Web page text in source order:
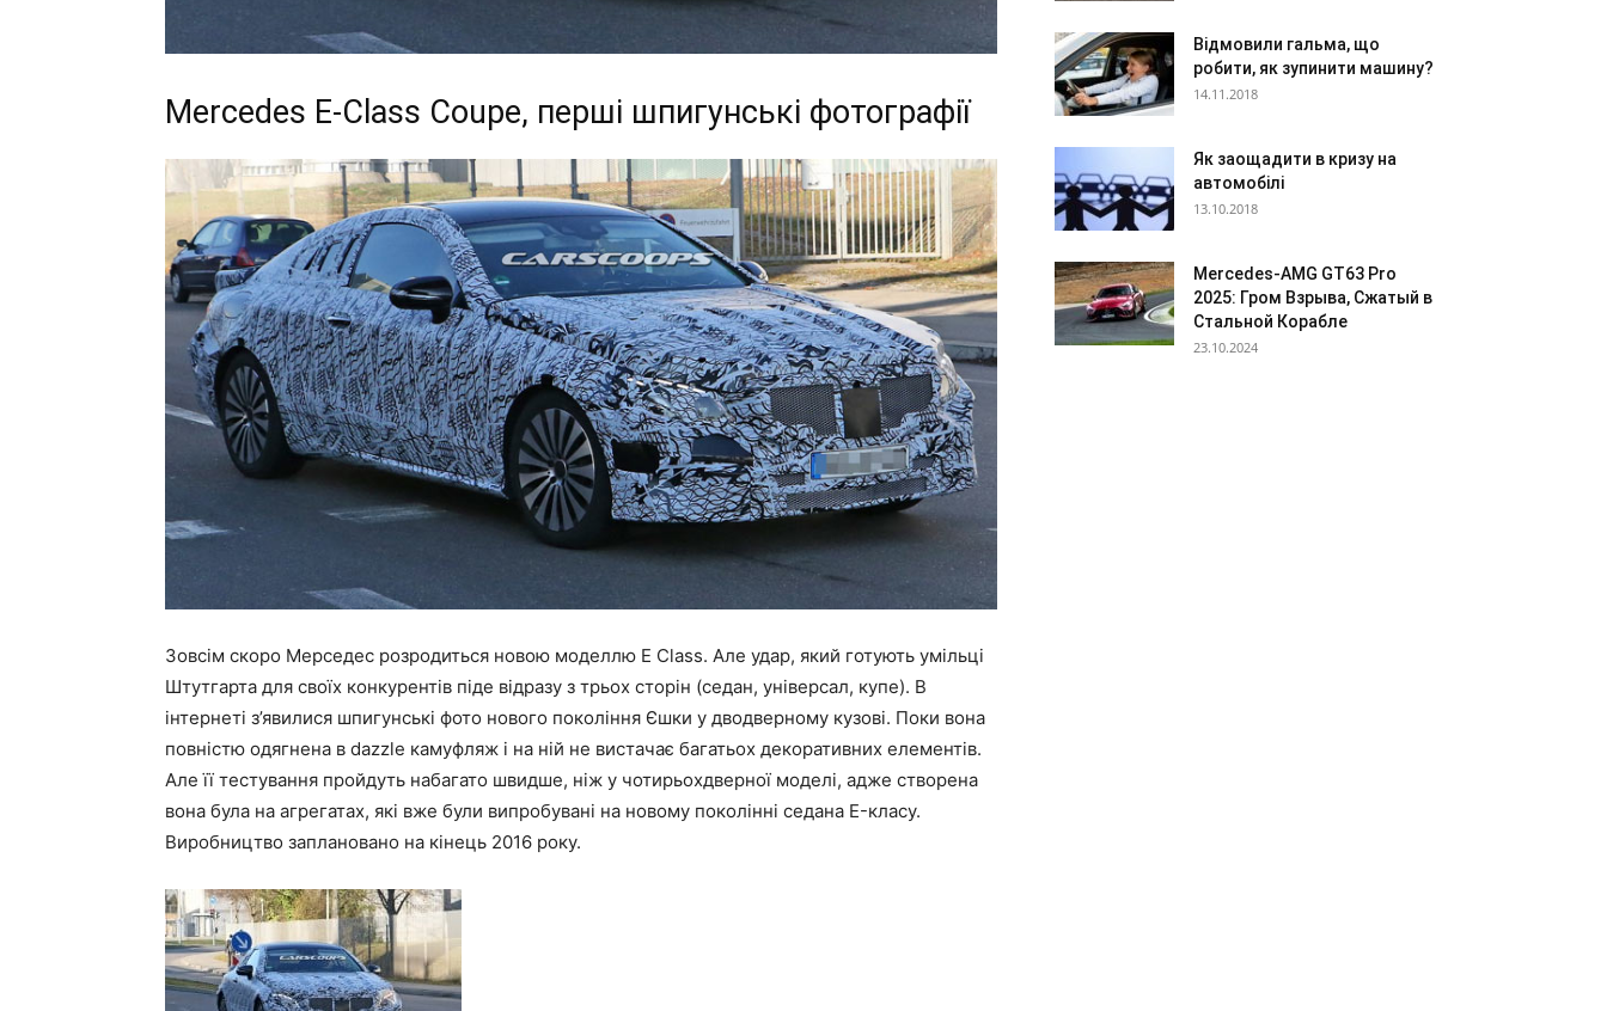
Mercedes E-Class Coupe, перші шпигунські фотографії
Зовсім скоро Мерседес розродиться новою моделлю E Class. Але удар, який готують умільці
Штутгарта для своїх конкурентів піде відразу з трьох сторін (седан, універсал, купе). В
інтернеті з’явилися шпигунські фото нового покоління Єшки у дводверному кузові. Поки вона
повністю одягнена в dazzle камуфляж і на ній не вистачає багатьох декоративних елементів.
Але її тестування пройдуть набагато швидше, ніж у чотирьохдверної моделі, адже створена
вона була на агрегатах, які вже були випробувані на новому поколінні седана E-класу.
Виробництво заплановано на кінець 2016 року.
Відмовили гальма, що
робити, як зупинити машину?
14.11.2018
Як заощадити в кризу на
автомобілі
13.10.2018
Mercedes-AMG GT63 Pro
2025: Гром Взрыва, Сжатый в
Стальной Корабле
23.10.2024